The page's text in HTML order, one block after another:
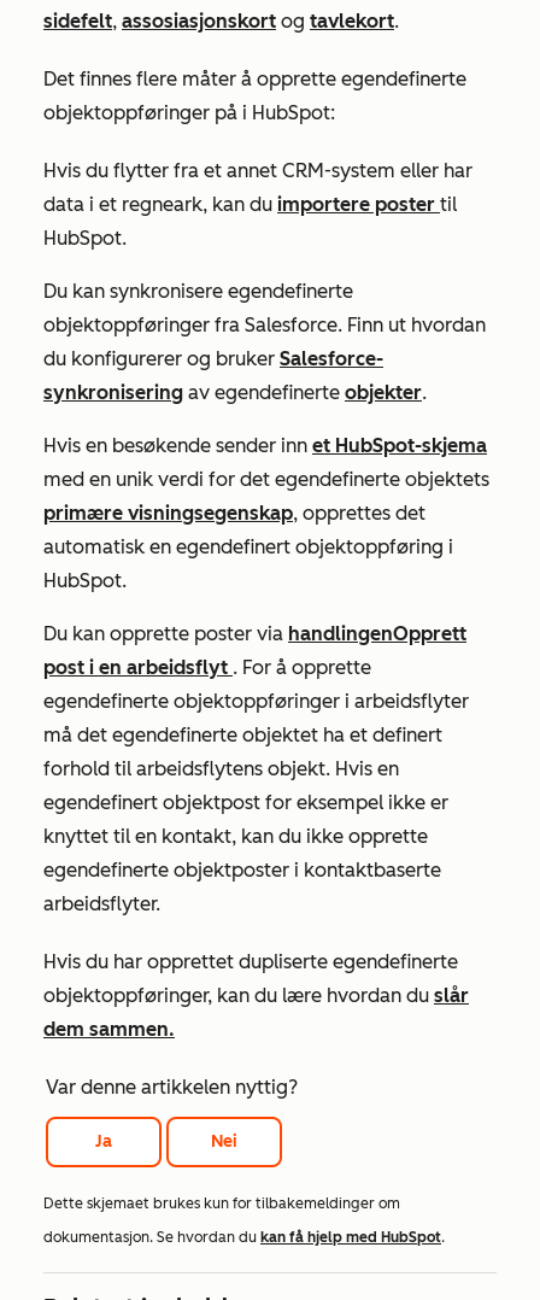
sidefelt, assosiasjonskort og tavlekort.
Det finnes flere måter å opprette egendefinerte
objektoppføringer på i HubSpot:
Hvis du flytter fra et annet CRM-system eller har
data i et regneark, kan du importere poster til
HubSpot.
Du kan synkronisere egendefinerte
objektoppføringer fra Salesforce. Finn ut hvordan
du konfigurerer og bruker Salesforce-
synkronisering av egendefinerte objekter.
Hvis en besøkende sender inn et HubSpot-skjema
med en unik verdi for det egendefinerte objektets
primære visningsegenskap, opprettes det
automatisk en egendefinert objektoppføring i
HubSpot.
Du kan opprette poster via handlingenOpprett
post i en arbeidsflyt . For å opprette
egendefinerte objektoppføringer i arbeidsflyter
må det egendefinerte objektet ha et definert
forhold til arbeidsflytens objekt. Hvis en
egendefinert objektpost for eksempel ikke er
knyttet til en kontakt, kan du ikke opprette
egendefinerte objektposter i kontaktbaserte
arbeidsflyter.
Hvis du har opprettet dupliserte egendefinerte
objektoppføringer, kan du lære hvordan du slår
dem sammen.
Var denne artikkelen nyttig?
Ja Nei
Dette skjemaet brukes kun for tilbakemeldinger om
dokumentasjon. Se hvordan du kan få hjelp med HubSpot.